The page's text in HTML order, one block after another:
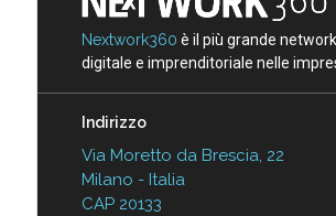
Nextwork360 è il più grande
digitale e imprenditoriale nelle
Indirizzo
Via Moretto da Brescia, 22
Milano - Italia
CAP 20133